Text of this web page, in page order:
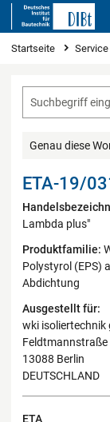
Sie sind hier
Startseite Service
Genau diese
ETA-19/
Lambda plus"
Produktfamilie:
Polystyrol (EPS)
Abdichtung
Ausgestellt für:
wki isoliertechnik
Feldtmannstraße
13088 Berlin
DEUTSCHLAND
ETA